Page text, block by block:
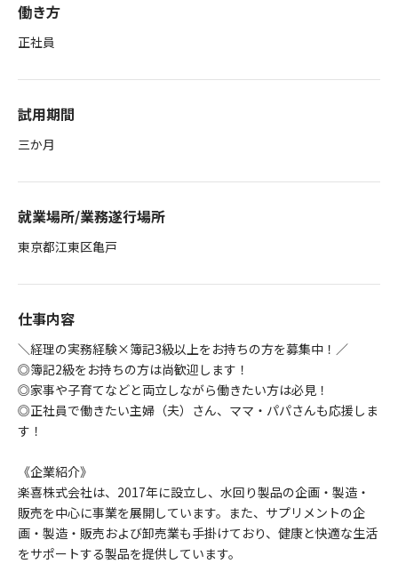
働き方
正社員
試用期間
三か月
就業場所/業務遂行場所
東京都江東区亀戸
仕事内容
＼経理の実務経験×簿記3級以上をお持ちの方を募集中！／
◎簿記2級をお持ちの方は尚歓迎します！
◎家事や子育てなどと両立しながら働きたい方は必見！
◎正社員で働きたい主婦（夫）さん、ママ・パパさんも応援しま
す！
《企業紹介》
楽喜株式会社は、2017年に設立し、水回り製品の企画・製造・
販売を中心に事業を展開しています。また、サプリメントの企
画・製造・販売および卸売業も手掛けており、健康と快適な生活
をサポートする製品を提供しています。